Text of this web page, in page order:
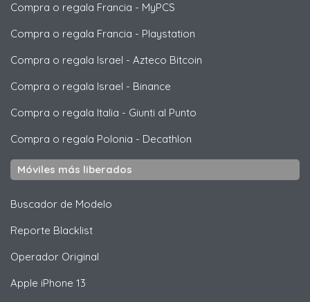
Compra o regala Francia - MyPCS
Compra o regala Francia - Playstation
Compra o regala Israel - Azteco Bitcoin
Compra o regala Israel - Binance
Compra o regala Italia - Giunti al Punto
Compra o regala Polonia - Decathlon
Móviles más liberados
Buscador de Modelo
Reporte Blacklist
Operador Original
Apple iPhone 13